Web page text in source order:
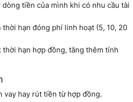
tiền của mình khi có nhu cầu tài
hạn đóng phí linh hoạt (5, 10, 20
hạn hợp đồng, tăng thêm tính
vay hay rút tiền từ hợp đồng.